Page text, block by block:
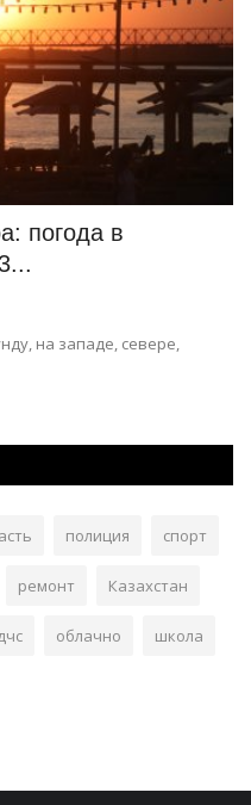
погода в
на западе, севере,
полиция спорт
ремонт Казахстан
облачно школа